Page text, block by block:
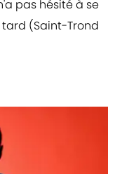
pas hésité à se
(Saint-Trond